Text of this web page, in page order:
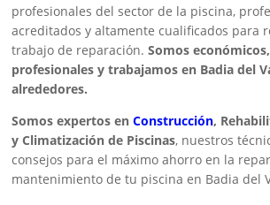
profesionales del sector de la piscina,
acreditados y altamente cualificados para
trabajo de reparación.Somos
profesionales y trabajamos en Badia del
alrededores.
Somos expertos enConstrucción,
y Climatización de Piscinas, nuestros
consejos para el máximo ahorro en la
mantenimiento de tu piscina en Badia del